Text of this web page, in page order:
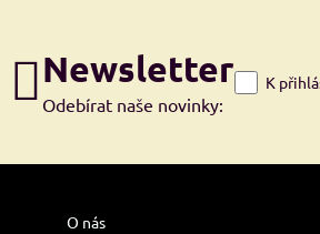
Newsletter
Odebírat naše novinky:
K
O nás